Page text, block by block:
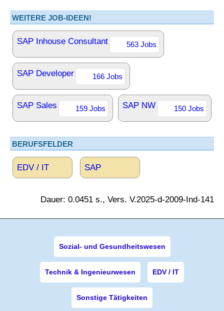
WEITERE JOB-IDEEN!
SAP Inhouse Consultant 563 Jobs
SAP Developer 166 Jobs
SAP Sales 159 Jobs SAP NW 150 Jobs
BERUFSFELDER
EDV / IT SAP
Dauer: 0.0451 s., Vers. V.2025-d-2009-Ind-141
Sozial- und Gesundheitswesen
Technik & Ingenieurwesen EDV / IT
Sonstige Tätigkeiten